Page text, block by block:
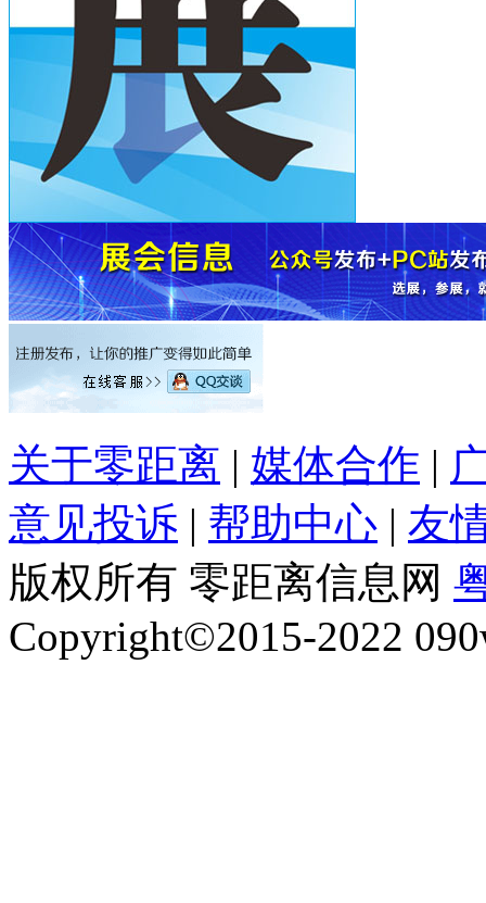
关于零距离 | 媒体合作 |
意见投诉 | 帮助中心 | 友
版权所有 零距离信息网
Copyright©2015-2022